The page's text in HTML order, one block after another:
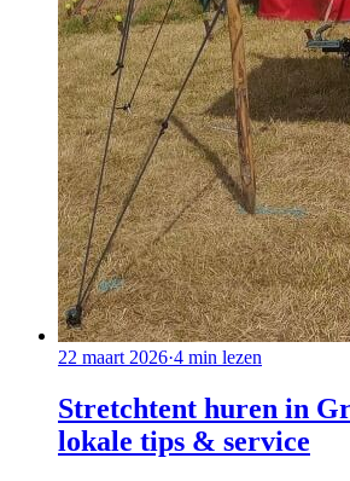
22 maart 2026·4 min lezen
Stretchtent huren in
lokale tips & service